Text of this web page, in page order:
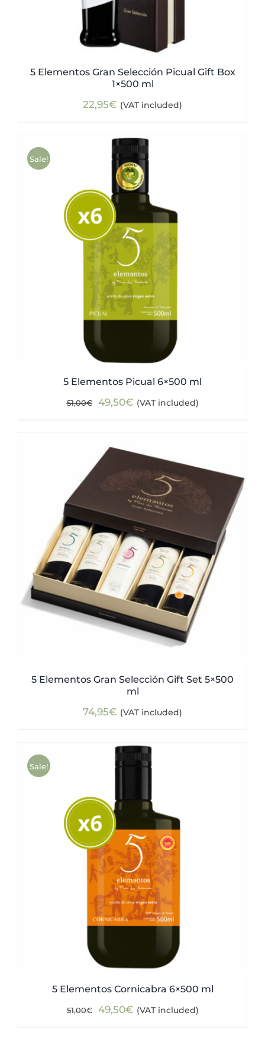
5 Elementos Gran Selección Picual Gift Box
1×500 ml
22,95€ (VAT included)
Sale!
5 Elementos Picual 6×500 ml
51,00€
Original
51,00€.
49,50€Current
49,50€.
(VAT included)
5 Elementos Gran Selección Gift Set 5×500
ml
74,95€ (VAT included)
Sale!
5 Elementos Cornicabra 6×500 ml
51,00€
Original
49,50€Current
(VAT included)